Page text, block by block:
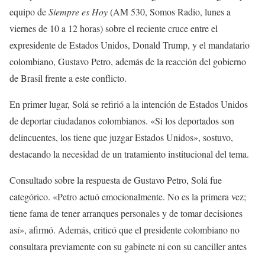
equipo deSiempre es Hoy(AM 530, Somos Radio, lunes a
viernes de 10 a 12 horas) sobre el reciente cruce entre el
expresidente de Estados Unidos, Donald Trump, y el mandatario
colombiano, Gustavo Petro, además de la reacción del gobierno
de Brasil frente a este conflicto.
En primer lugar, Solá se refirió a la intención de Estados Unidos
de deportar ciudadanos colombianos. «Si los deportados son
delincuentes, los tiene que juzgar Estados Unidos», sostuvo,
destacando la necesidad de un tratamiento institucional del tema.
Consultado sobre la respuesta de Gustavo Petro, Solá fue
categórico. «Petro actuó emocionalmente. No es la primera vez;
tiene fama de tener arranques personales y de tomar decisiones
así», afirmó. Además, criticó que el presidente colombiano no
consultara previamente con su gabinete ni con su canciller antes